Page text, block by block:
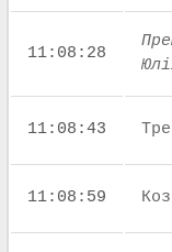
11:08:28
11:08:43
11:08:59